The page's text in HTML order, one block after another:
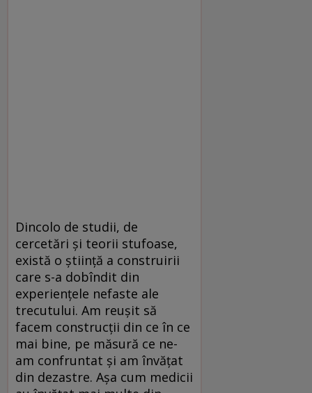
Dincolo de studii, de
cercetări şi teorii stufoase,
există o ştiinţă a construirii
care s-a dobîndit din
experienţele nefaste ale
trecutului. Am reuşit să
facem construcţii din ce în ce
mai bine, pe măsură ce ne-
am confruntat şi am învăţat
din dezastre. Aşa cum medicii